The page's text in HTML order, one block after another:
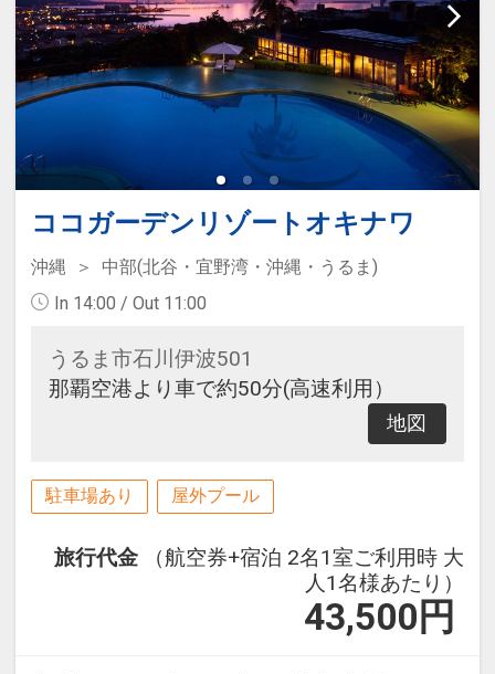
ココガーデンリゾートオキナワ
沖縄
中部(北谷・宜野湾・沖縄・うるま)
In 14:00 / Out 11:00
うるま市石川伊波501
那覇空港より車で約50分(高速利用）
地図
駐車場あり 屋外プール
旅行代金
（航空券+宿泊 2名1室ご利用時 大
人1名様あたり）
43,500 円